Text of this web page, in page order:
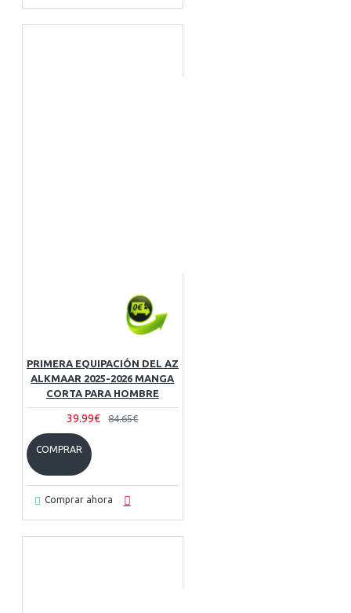
PRIMERA EQUIPACIÓN DEL AZ
ALKMAAR 2025-2026 MANGA
CORTA PARA HOMBRE
39.99€ 84.65€
COMPRAR
Comprar ahora